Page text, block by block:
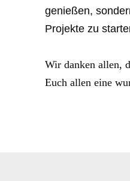
genießen,
Projekte zu
Wir danken allen,
Euch allen eine